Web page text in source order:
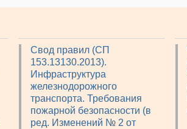
Свод правил (СП
153.13130.2013).
Инфраструктура
железнодорожного
транспорта. Требования
пожарной безопасности (в
ред. Изменений № 2 от